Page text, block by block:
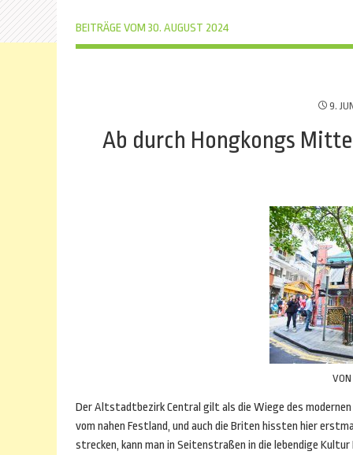
BEITRÄGE VOM 30. AUGUST 2024
9.
Ab durch Hongkongs
VON
Der Altstadtbezirk Central gilt als die Wiege des modernen
vom nahen Festland, und auch die Briten hissten hier
strecken, kann man in Seitenstraßen in die lebendige Kultur